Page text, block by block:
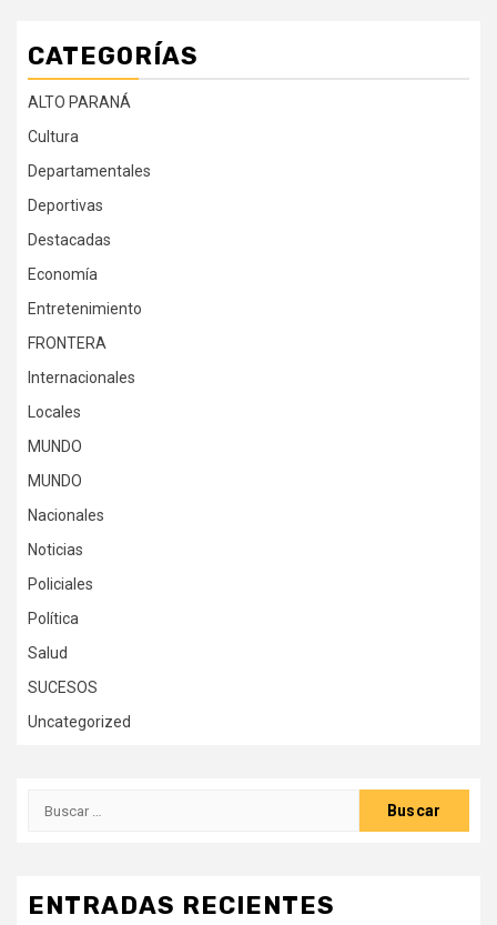
CATEGORÍAS
ALTO PARANÁ
Cultura
Departamentales
Deportivas
Destacadas
Economía
Entretenimiento
FRONTERA
Internacionales
Locales
MUNDO
MUNDO
Nacionales
Noticias
Policiales
Política
Salud
SUCESOS
Uncategorized
Buscar:
ENTRADAS RECIENTES